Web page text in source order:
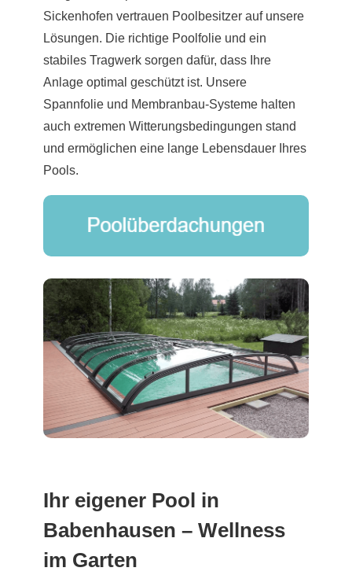
Sickenhofen vertrauen Poolbesitzer auf unsere
Lösungen. Die richtige Poolfolie und ein
stabiles Tragwerk sorgen dafür, dass Ihre
Anlage optimal geschützt ist. Unsere
Spannfolie und Membranbau-Systeme halten
auch extremen Witterungsbedingungen stand
und ermöglichen eine lange Lebensdauer Ihres
Pools.
Ihr eigener Pool in
Babenhausen – Wellness
im Garten